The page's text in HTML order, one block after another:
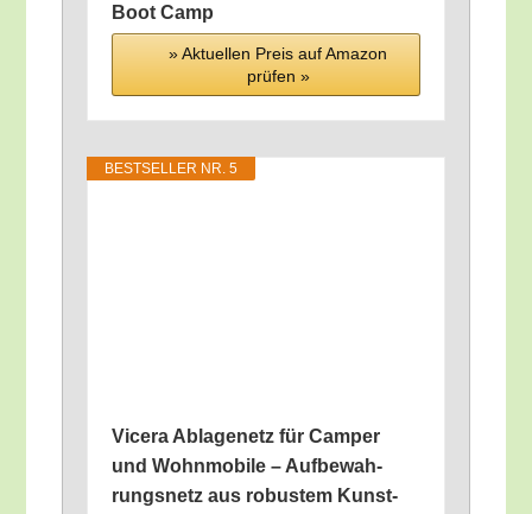
Boot Camp
» Aktu­el­len Preis auf Ama­zon
prü­fen »
BEST­SEL­LER NR. 5
Vice­ra Abla­ge­netz für Cam­per
und Wohn­mo­bi­le – Auf­be­wah­
rungs­netz aus robus­tem Kunst­